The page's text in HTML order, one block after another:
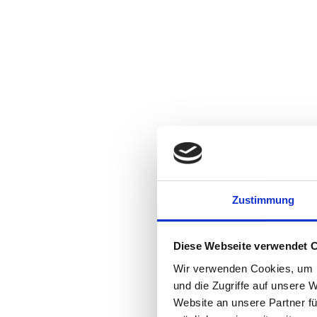
Zustimmung
Diese Webseite verwendet
Wir verwenden Cookies,
und die Zugriffe auf unsere
Website an unsere Partner